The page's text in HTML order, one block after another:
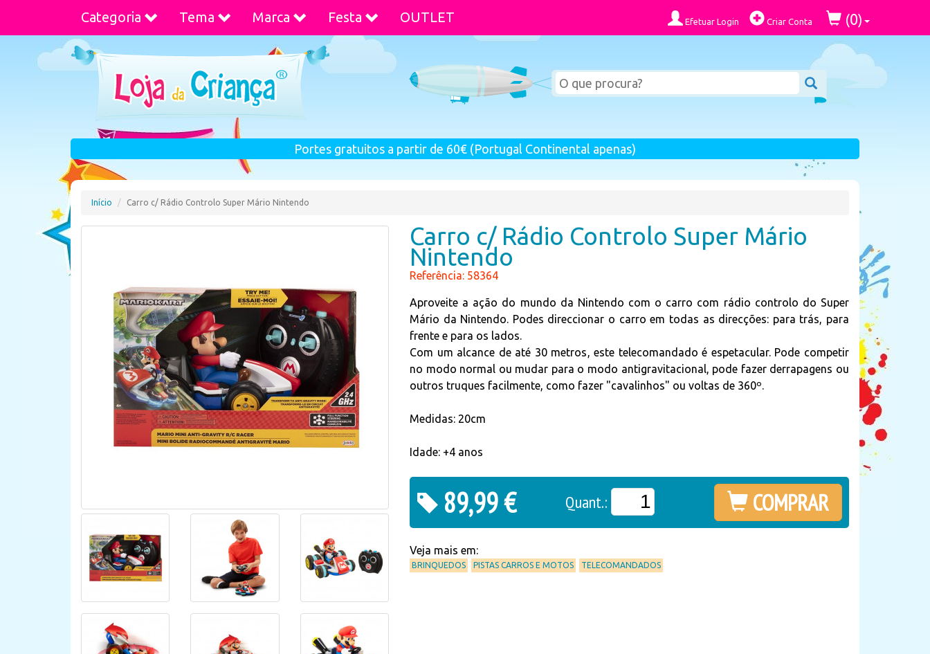
Categoria Tema Marca Festa OUTLET Efetuar Login Criar Conta (0)
Portes gratuitos a partir de 60€ (Portugal Continental apenas)
Início Carro c/ Rádio Controlo Super Mário Nintendo
Carro c/ Rádio Controlo Super Mário
Nintendo
Referência: 58364
Aproveite a ação do mundo da Nintendo com o carro com rádio controlo do Super
Mário da Nintendo. Podes direccionar o carro em todas as direcções: para trás, para
frente e para os lados.
Com um alcance de até 30 metros, este telecomandado é espetacular. Pode competir
no modo normal ou mudar para o modo antigravitacional, pode fazer derrapagens ou
outros truques facilmente, como fazer "cavalinhos" ou voltas de 360º.
Medidas: 20cm
Idade: +4 anos
89,99 € Quant.: COMPRAR
Veja mais em:
BRINQUEDOS PISTAS CARROS E MOTOS TELECOMANDADOS